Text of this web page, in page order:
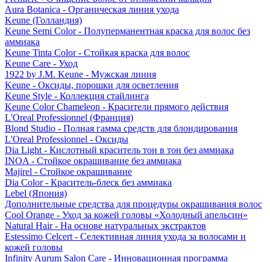
Aura Botanica - Органическая линия ухода
Keune (Голландия)
Keune Semi Color - Полуперманентная краска для волос без
аммиака
Keune Tinta Color - Стойкая краска для волос
Keune Care - Уход
1922 by J.M. Keune - Мужская линия
Keune - Оксиды, порошки для осветления
Keune Style - Коллекция стайлинга
Keune Color Chameleon - Красители прямого действия
L'Oreal Professionnel (Франция)
Blond Studio - Полная гамма средств для блондирования
L'Oreal Professionnel - Оксиды
Dia Light - Кислотный краситель тон в тон без аммиака
INOA - Стойкое окрашивание без аммиака
Majirel - Стойкое окрашивание
Dia Color - Краситель-блеск без аммиака
Lebel (Япония)
Дополнительные средства для процедуры окрашивания волос
Cool Orange - Уход за кожей головы «Холодный апельсин»
Natural Hair - На основе натуральных экстрактов
Estessimo Celcert - Селективная линия ухода за волосами и
кожей головы
Infinity Aurum Salon Care - Инновационная программа